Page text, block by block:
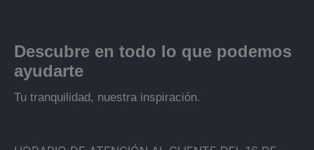
Descubre en todo lo que podemos
ayudarte
Tu tranquilidad, nuestra inspiración.